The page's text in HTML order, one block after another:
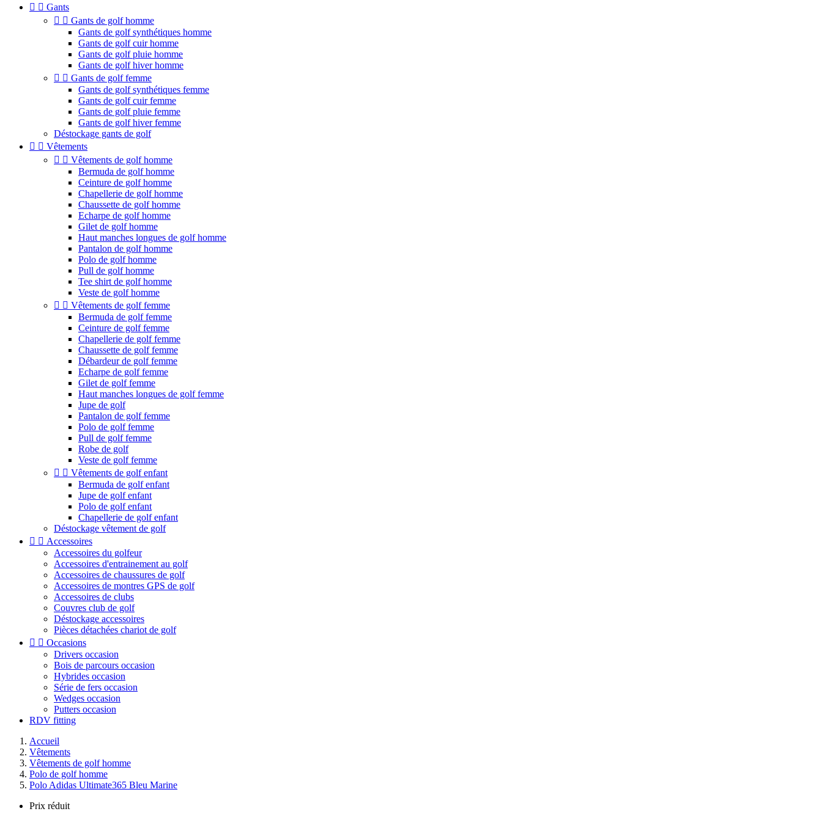
  Gants
  Gants de golf homme
Gants de golf synthétiques homme
Gants de golf cuir homme
Gants de golf pluie homme
Gants de golf hiver homme
  Gants de golf femme
Gants de golf synthétiques femme
Gants de golf cuir femme
Gants de golf pluie femme
Gants de golf hiver femme
Déstockage gants de golf
  Vêtements
  Vêtements de golf homme
Bermuda de golf homme
Ceinture de golf homme
Chapellerie de golf homme
Chaussette de golf homme
Echarpe de golf homme
Gilet de golf homme
Haut manches longues de golf homme
Pantalon de golf homme
Polo de golf homme
Pull de golf homme
Tee shirt de golf homme
Veste de golf homme
  Vêtements de golf femme
Bermuda de golf femme
Ceinture de golf femme
Chapellerie de golf femme
Chaussette de golf femme
Débardeur de golf femme
Echarpe de golf femme
Gilet de golf femme
Haut manches longues de golf femme
Jupe de golf
Pantalon de golf femme
Polo de golf femme
Pull de golf femme
Robe de golf
Veste de golf femme
  Vêtements de golf enfant
Bermuda de golf enfant
Jupe de golf enfant
Polo de golf enfant
Chapellerie de golf enfant
Déstockage vêtement de golf
  Accessoires
Accessoires du golfeur
Accessoires d'entrainement au golf
Accessoires de chaussures de golf
Accessoires de montres GPS de golf
Accessoires de clubs
Couvres club de golf
Déstockage accessoires
Pièces détachées chariot de golf
  Occasions
Drivers occasion
Bois de parcours occasion
Hybrides occasion
Série de fers occasion
Wedges occasion
Putters occasion
RDV fitting
Accueil
Vêtements
Vêtements de golf homme
Polo de golf homme
Polo Adidas Ultimate365 Bleu Marine
Prix réduit